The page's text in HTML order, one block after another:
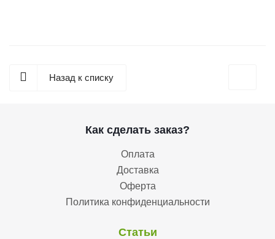
Назад к списку
Как сделать заказ?
Оплата
Доставка
Оферта
Политика конфиденциальности
Статьи